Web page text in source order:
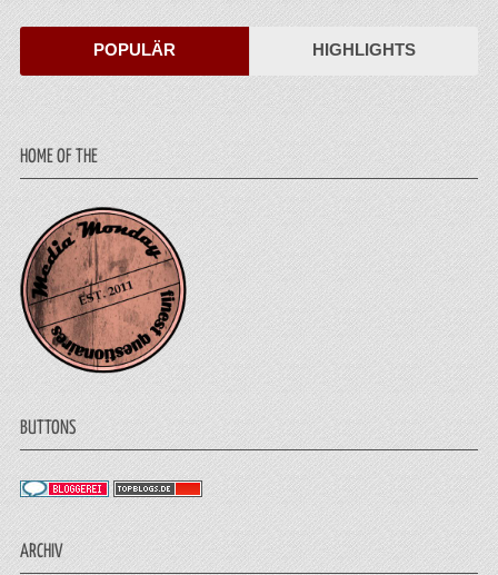
POPULÄR HIGHLIGHTS
HOME OF THE
BUTTONS
ARCHIV